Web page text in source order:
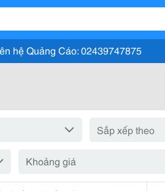
hệ Quảng Cáo: 02439747875
Khoảng giá